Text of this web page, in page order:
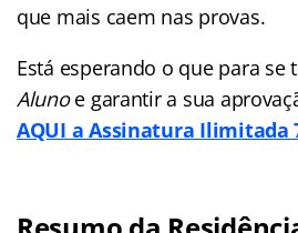
que mais caem nas provas.
Está esperando o que para se
Alunoe garantir a sua
AQUI a Assinatura Ilimitada